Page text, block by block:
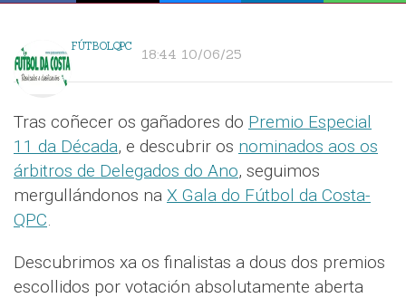
FÚTBOLQPC 18:44 10/06/25
Tras coñecer os gañadores do Premio Especial
11 da Década, e descubrir os nominados aos os
árbitros de Delegados do Ano, seguimos
mergullándonos na X Gala do Fútbol da Costa-
QPC.
Descubrimos xa os finalistas a dous dos premios
escollidos por votación absolutamente aberta